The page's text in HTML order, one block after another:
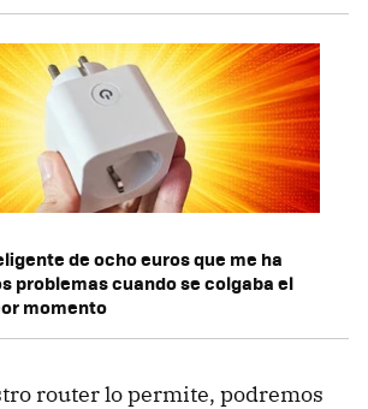
de ocho euros que me ha
problemas cuando se colgaba el
momento
router lo permite, podremos